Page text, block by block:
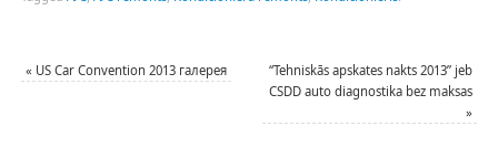
« US Car Convention 2013 галерея
“Tehniskās apskates nakts 2013” jeb
CSDD auto diagnostika bez maksas
»